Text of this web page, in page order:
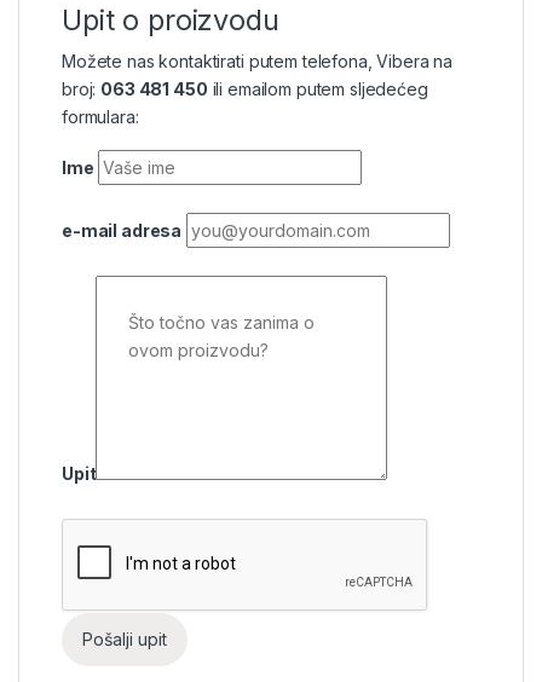
Upit o proizvodu
Možete nas kontaktirati putem telefona, Vibera na
broj: 063 481 450 ili emailom putem sljedećeg
formulara:
Ime
e-mail adresa
Upit